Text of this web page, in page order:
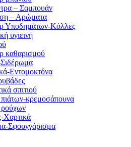
– Σαμπουάν
– Αρώματα
Υποδημάτων-Κόλλες
υγιεινή
καθαρισμού
Εντομοκτόνα
σπιτιού
κρεμοσάπουνα
Χαρτικά
Σφουγγάρισμα